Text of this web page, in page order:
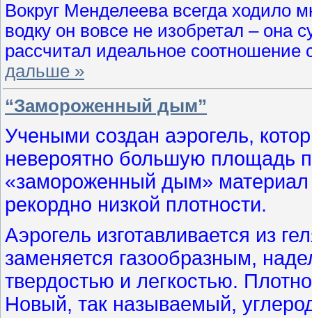
Вокруг Менделеева всегда ходило
водку он вовсе не изобретал – она
рассчитал идеальное соотношение
дальше »
“Замороженный дым”
Учеными создан аэрогель,
невероятно большую площадь
«замороженный дым» материал
рекордно низкой плотности.
Аэрогель изготавливается из
заменяется газообразным,
твердостью и легкостью.
Новый, так называемый,